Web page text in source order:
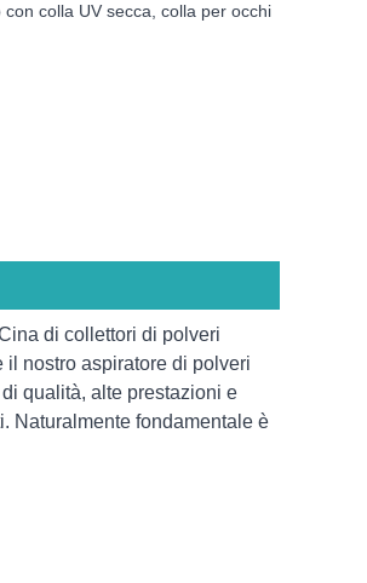
colla UV secca, colla per occhi
di collettori di polveri
nostro aspiratore di polveri
qualità, alte prestazioni e
Naturalmente fondamentale è